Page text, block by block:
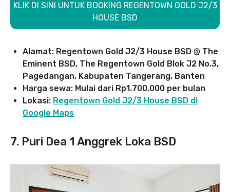
KLIK DI SINI UNTUK BOOKING REGENTOWN GOLD J2/3
HOUSE BSD
Alamat: Regentown Gold J2/3 House BSD @ The
Eminent BSD, The Regentown Gold Blok J2 No.3,
Pagedangan, Kabupaten Tangerang, Banten
Harga sewa: Mulai dari Rp1.700.000 per bulan
Lokasi: Regentown Gold J2/3 House BSD di
Google Maps
7. Puri Dea 1 Anggrek Loka BSD